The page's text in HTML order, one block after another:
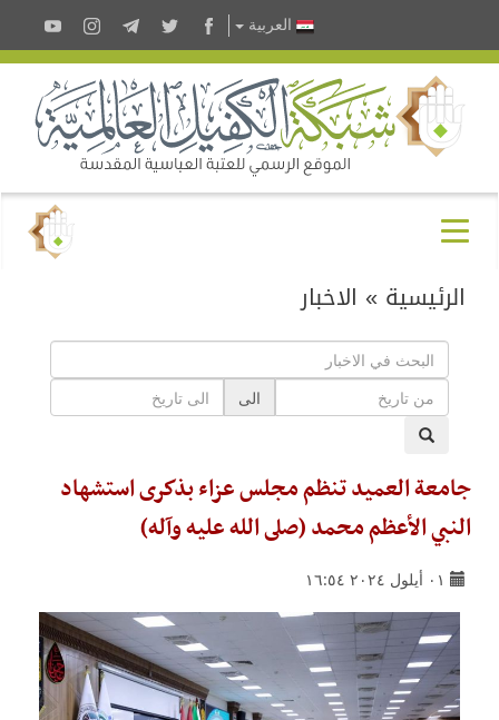
العربية
الرئيسية » الاخبار
الى
جامعة العميد تنظم مجلس عزاء بذكرى استشهاد
النبي الأعظم محمد (صلى الله عليه وآله)
٠١ أيلول ٢٠٢٤ ١٦:٥٤